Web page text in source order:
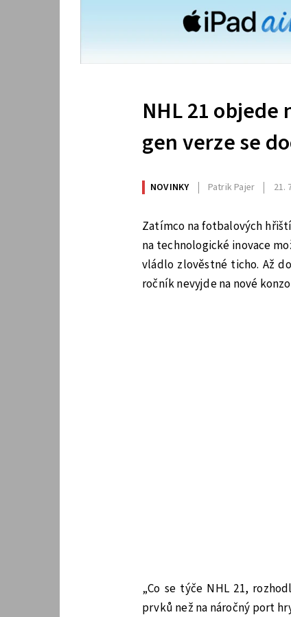
NHL 21
gen verze se
NOVINKY Patrik Pajer 21.
Zatímco na fotbalových
na technologické inovace
vládlo zlověstné ticho. Až
ročník nevyjde na nové
„Co se týče NHL 21,
prvků než na náročný port